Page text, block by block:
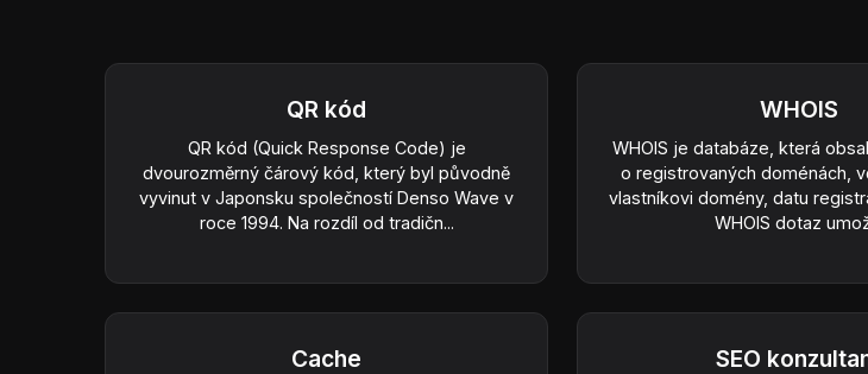
QR kód
QR kód (Quick Response Code) je
dvourozměrný čárový kód, který byl původně
vyvinut v Japonsku společností Denso Wave v
roce 1994. Na rozdíl od tradičn...
WHOIS
WHOIS je databáze, která
o registrovaných doménách,
vlastníkovi domény, datu
WHOIS dotaz
Cache SEO